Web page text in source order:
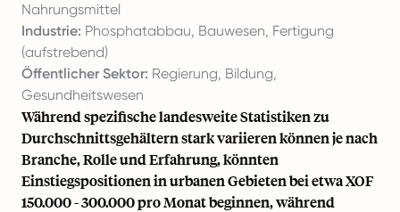
Nahrungsmittel
Industrie: Phosphatabbau, Bauwesen, Fertigung
(aufstrebend)
Öffentlicher Sektor: Regierung, Bildung,
Gesundheitswesen
Während spezifische landesweite Statistiken zu
Durchschnittsgehältern stark variieren können je nach
Branche, Rolle und Erfahrung, könnten
Einstiegspositionen in urbanen Gebieten bei etwa XOF
150.000 - 300.000 pro Monat beginnen, während